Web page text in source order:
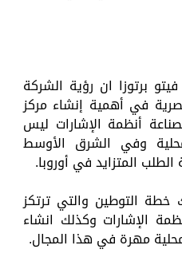
برتوزا ان رؤية الشركة
في أهمية إنشاء مركز
أنظمة الإشارات ليس
وفي الشرق الأوسط
المتزايد في أوروبا.
التوطين والتي ترتكز
الإشارات وكذلك انشاء
مهرة في هذا المجال.